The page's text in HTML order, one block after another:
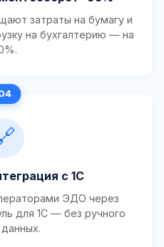
затраты на бумагу и
на бухгалтерию — на
с 1С
ЭДО через
для 1С — без ручного